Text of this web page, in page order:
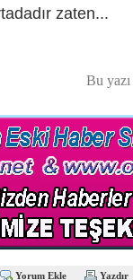
zaten...
Bu
Yorum Ekle Yazdır